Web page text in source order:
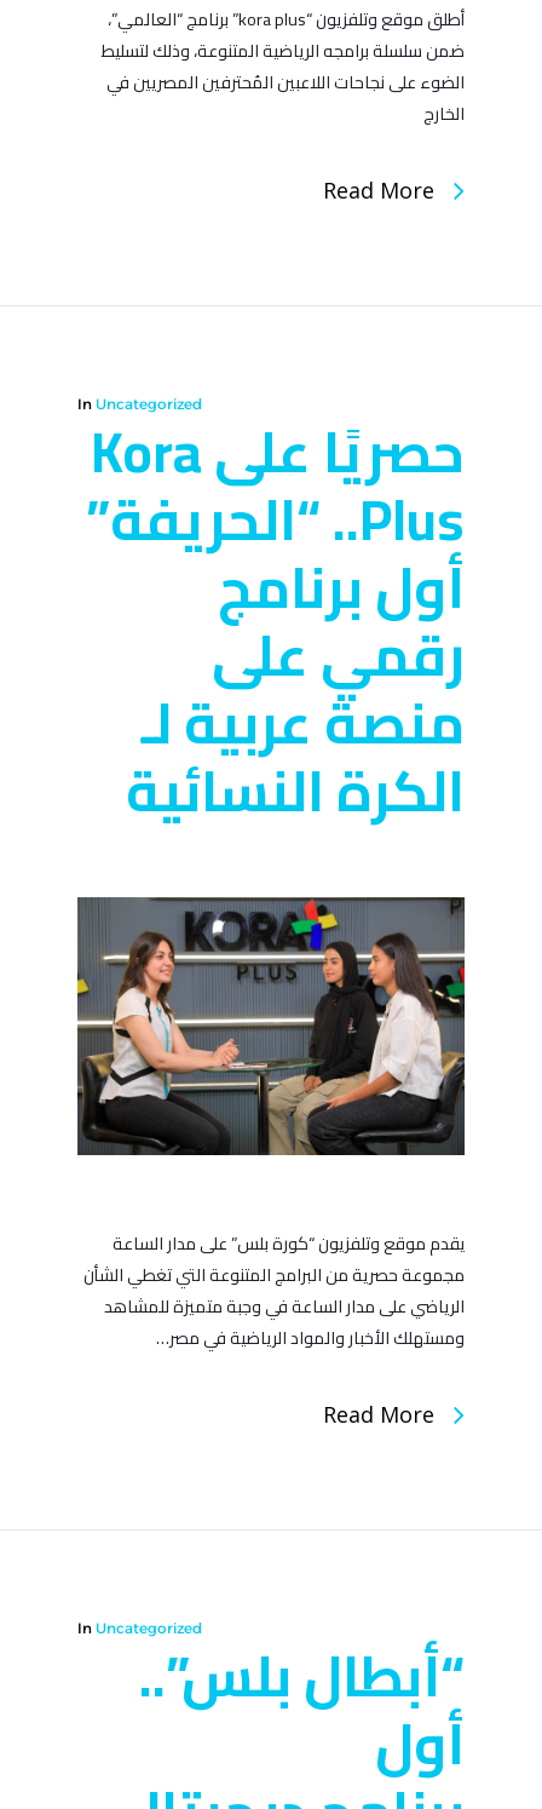
أطلق موقع وتلفزيون “kora plus” برنامج “العالمي”،
ضمن سلسلة برامجه الرياضية المتنوعة، وذلك لتسليط
الضوء على نجاحات اللاعبين المُحترفين المصريين في
الخارج
Read More
In Uncategorized
حصريًا على Kora
Plus.. “الحريفة”
أول برنامج
رقمي على
منصة عربية لـ
الكرة النسائية
يقدم موقع وتلفزيون “كورة بلس” على مدار الساعة
مجموعة حصرية من البرامج المتنوعة التي تغطي الشأن
الرياضي على مدار الساعة في وجبة متميزة للمشاهد
ومستهلك الأخبار والمواد الرياضية في مصر…
Read More
In Uncategorized
“أبطال بلس”..
أول